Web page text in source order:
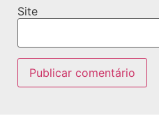
Site